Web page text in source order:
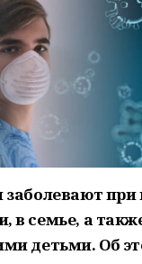
при
в семье, а
детьми. Об